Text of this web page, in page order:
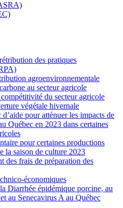
des pratiques
agroenvironnementale
au secteur agricole
du secteur agricole
végétale hivernale
pour atténuer les impacts de
Québec en 2023 dans certaines
pour certaines productions
la saison de culture 2023
des frais de préparation des
économiques
Diarrhée épidémique porcine, au
au Senecavirus A au Québec